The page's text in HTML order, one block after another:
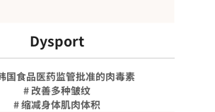
Dysport
国食品医药监管批准的肉毒素
# 改善多种皱纹
# 缩减身体肌肉体积